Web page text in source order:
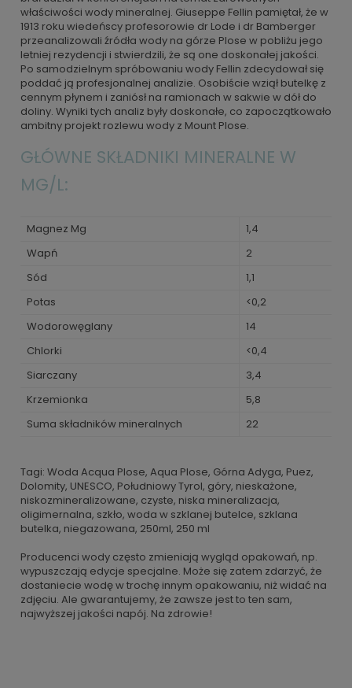
właściwości wody mineralnej. Giuseppe Fellin pamiętał, że w
1913 roku wiedeńscy profesorowie dr Lode i dr Bamberger
przeanalizowali źródła wody na górze Plose w pobliżu jego
letniej rezydencji i stwierdzili, że są one doskonałej jakości.
Po samodzielnym spróbowaniu wody Fellin zdecydował się
poddać ją profesjonalnej analizie. Osobiście wziął butelkę z
cennym płynem i zaniósł na ramionach w sakwie w dół do
doliny. Wyniki tych analiz były doskonałe, co zapoczątkowało
ambitny projekt rozlewu wody z Mount Plose.
GŁÓWNE SKŁADNIKI MINERALNE W
MG/L:
Magnez Mg
1,4
Wapń
2
Sód
1,1
Potas
<0,2
Wodorowęglany
14
Chlorki
<0,4
Siarczany
3,4
Krzemionka
5,8
Suma składników mineralnych
22
Tagi: Woda Acqua Plose, Aqua Plose, Górna Adyga, Puez,
Dolomity, UNESCO, Południowy Tyrol, góry, nieskażone,
niskozmineralizowane, czyste, niska mineralizacja,
oligimernalna, szkło, woda w szklanej butelce, szklana
butelka, niegazowana, 250ml, 250 ml
Producenci wody często zmieniają wygląd opakowań, np.
wypuszczają edycje specjalne. Może się zatem zdarzyć, że
dostaniecie wodę w trochę innym opakowaniu, niż widać na
zdjęciu. Ale gwarantujemy, że zawsze jest to ten sam,
najwyższej jakości napój. Na zdrowie!